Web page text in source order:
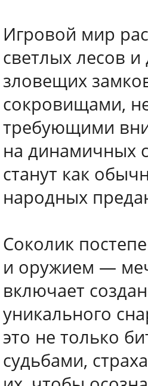
Игровой мир
светлых лесов
зловещих
сокровищами,
требующими
на динамичных
станут как
народных
Соколик
и оружием —
включает
уникального
это не только
судьбами,